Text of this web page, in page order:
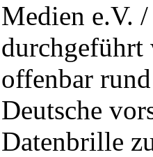
Medien e.V.
durchgeführt
offenbar
Deutsche
Datenbrille